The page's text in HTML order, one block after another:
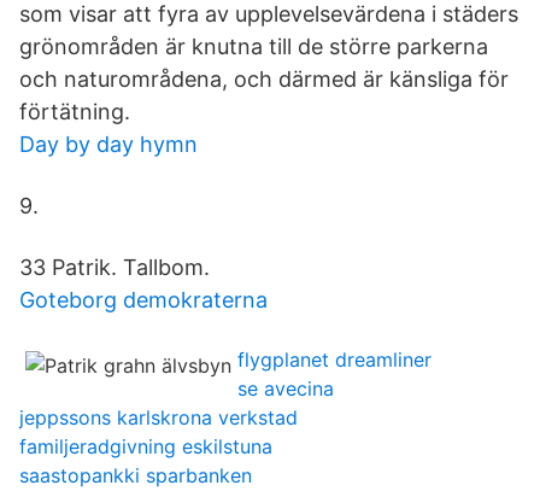
som visar att fyra av upplevelsevärdena i städers
grönområden är knutna till de större parkerna
och naturområdena, och därmed är känsliga för
förtätning.
Day by day hymn
9.
33 Patrik. Tallbom.
Goteborg demokraterna
flygplanet dreamliner
se avecina
jeppssons karlskrona verkstad
familjeradgivning eskilstuna
saastopankki sparbanken